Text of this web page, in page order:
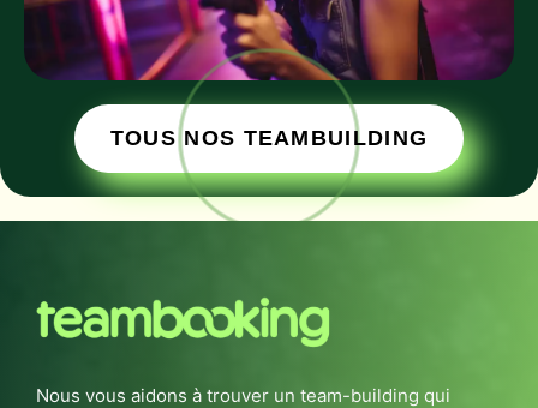
TOUS NOS TEAMBUILDING
Nous vous aidons à trouver un team-building qui